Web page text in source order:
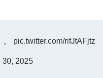
pic.twitter.com/rifJtAFjtz
30, 2025